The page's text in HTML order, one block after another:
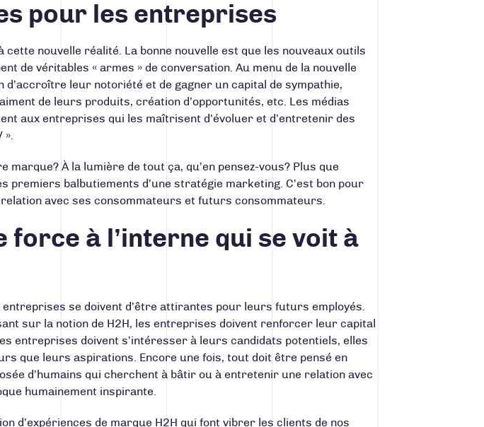
pour les entreprises
cette nouvelle réalité. La bonne nouvelle est que les nouveaux outils
de véritables « armes » de conversation. Au menu de la nouvelle
leur notoriété et de gagner un capital de sympathie,
de leurs produits, création d’opportunités, etc. Les médias
aux entreprises qui les maîtrisent d’évoluer et d’entretenir des
À la lumière de tout ça, qu’en pensez-vous? Plus que
premiers balbutiements d’une stratégie marketing. C’est bon pour
avec ses consommateurs et futurs consommateurs.
force à l’interne qui se voit à
entreprises se doivent d’être attirantes pour leurs futurs employés.
sur la notion de H2H , les entreprises doivent renforcer leur capital
entreprises doivent s’intéresser à leurs candidats potentiels, elles
que leurs aspirations. Encore une fois, tout doit être pensé en
d’humains qui cherchent à bâtir ou à entretenir une relation avec
humainement inspirante.
d’expériences de marque H2H qui font vibrer les clients de nos